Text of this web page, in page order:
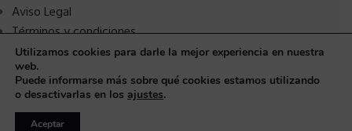
Aviso Legal
Términos y condiciones
Política de privacidad
Política de Cookies
Seguridad y protección a compradores
Utilizamos cookies para darle la mejor experiencia en nuestra
web.
Puede informarse más sobre qué cookies estamos utilizando
o desactivarlas en los ajustes.
Aceptar